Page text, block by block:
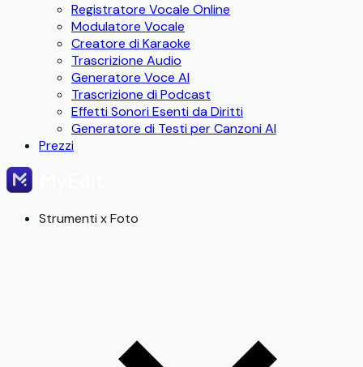
Registratore Vocale Online
Modulatore Vocale
Creatore di Karaoke
Trascrizione Audio
Generatore Voce AI
Trascrizione di Podcast
Effetti Sonori Esenti da Diritti
Generatore di Testi per Canzoni AI
Prezzi
Strumenti x Foto